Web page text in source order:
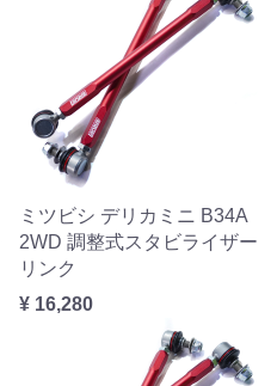
ミツビシ デリカミニ B34A
2WD 調整式スタビライザー
リンク
¥ 16,280